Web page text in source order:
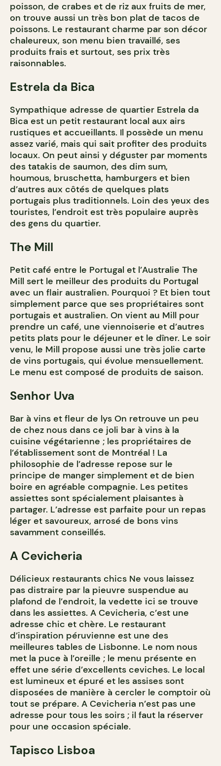
poisson, de crabes et de riz aux fruits de mer,
on trouve aussi un très bon plat de tacos de
poissons. Le restaurant charme par son décor
chaleureux, son menu bien travaillé, ses
produits frais et surtout, ses prix très
raisonnables.
Estrela da Bica
Sympathique adresse de quartier Estrela da
Bica est un petit restaurant local aux airs
rustiques et accueillants. Il possède un menu
assez varié, mais qui sait profiter des produits
locaux. On peut ainsi y déguster par moments
des tatakis de saumon, des dim sum,
houmous, bruschetta, hamburgers et bien
d’autres aux côtés de quelques plats
portugais plus traditionnels. Loin des yeux des
touristes, l’endroit est très populaire auprès
des gens du quartier.
The Mill
Petit café entre le Portugal et l’Australie The
Mill sert le meilleur des produits du Portugal
avec un flair australien. Pourquoi ? Et bien tout
simplement parce que ses propriétaires sont
portugais et australien. On vient au Mill pour
prendre un café, une viennoiserie et d’autres
petits plats pour le déjeuner et le dîner. Le soir
venu, le Mill propose aussi une très jolie carte
de vins portugais, qui évolue mensuellement.
Le menu est composé de produits de saison.
Senhor Uva
Bar à vins et fleur de lys On retrouve un peu
de chez nous dans ce joli bar à vins à la
cuisine végétarienne ; les propriétaires de
l’établissement sont de Montréal ! La
philosophie de l’adresse repose sur le
principe de manger simplement et de bien
boire en agréable compagnie. Les petites
assiettes sont spécialement plaisantes à
partager. L’adresse est parfaite pour un repas
léger et savoureux, arrosé de bons vins
savamment conseillés.
A Cevicheria
Délicieux restaurants chics Ne vous laissez
pas distraire par la pieuvre suspendue au
plafond de l’endroit, la vedette ici se trouve
dans les assiettes. A Cevicheria, c’est une
adresse chic et chère. Le restaurant
d’inspiration péruvienne est une des
meilleures tables de Lisbonne. Le nom nous
met la puce à l’oreille ; le menu présente en
effet une série d’excellents ceviches. Le local
est lumineux et épuré et les assises sont
disposées de manière à cercler le comptoir où
tout se prépare. A Cevicheria n’est pas une
adresse pour tous les soirs ; il faut la réserver
pour une occasion spéciale.
Tapisco Lisboa